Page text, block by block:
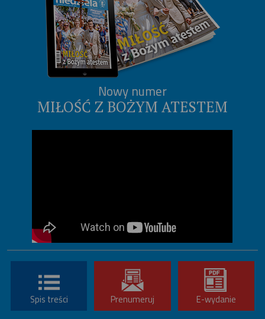
Nowy numer
MIŁOŚĆ Z BOŻYM ATESTEM
Spis treści Prenumeruj E-wydanie